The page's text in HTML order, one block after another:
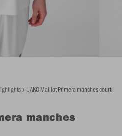
JAKO Maillot Primera manches courtes
manches